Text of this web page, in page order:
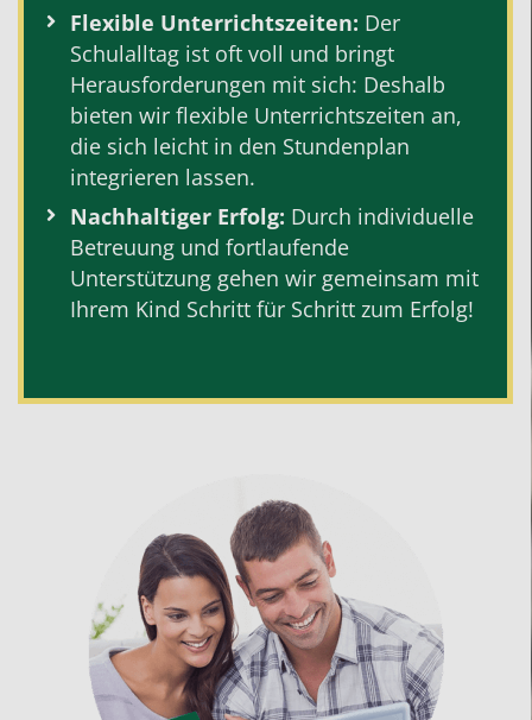
Flexible Unterrichtszeiten: Der
Schulalltag ist oft voll und bringt
Herausforderungen mit sich: Deshalb
bieten wir flexible Unterrichtszeiten an,
die sich leicht in den Stundenplan
integrieren lassen.
Nachhaltiger Erfolg: Durch individuelle
Betreuung und fortlaufende
Unterstützung gehen wir gemeinsam mit
Ihrem Kind Schritt für Schritt zum Erfolg!